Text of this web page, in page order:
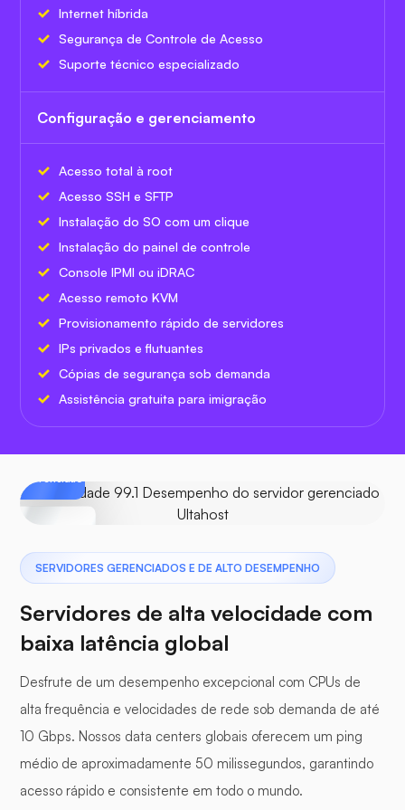
Internet híbrida
Segurança de Controle de Acesso
Suporte técnico especializado
Configuração e gerenciamento
Acesso total à root
Acesso SSH e SFTP
Instalação do SO com um clique
Instalação do painel de controle
Console IPMI ou iDRAC
Acesso remoto KVM
Provisionamento rápido de servidores
IPs privados e flutuantes
Cópias de segurança sob demanda
Assistência gratuita para imigração
SERVIDORES GERENCIADOS E DE ALTO DESEMPENHO
Servidores de alta velocidade com
baixa latência global
Desfrute de um desempenho excepcional com CPUs de
alta frequência e velocidades de rede sob demanda de até
10 Gbps. Nossos data centers globais oferecem um ping
médio de aproximadamente 50 milissegundos, garantindo
acesso rápido e consistente em todo o mundo.
Velocidade